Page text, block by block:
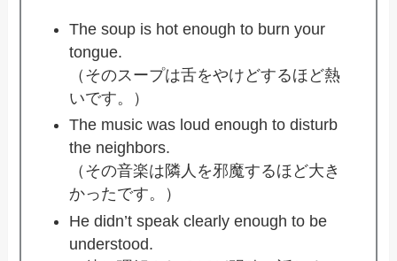
The soup is hot enough to burn your
tongue.
（そのスープは舌をやけどするほど熱
いです。）
The music was loud enough to disturb
the neighbors.
（その音楽は隣人を邪魔するほど大き
かったです。）
He didn’t speak clearly enough to be
understood.